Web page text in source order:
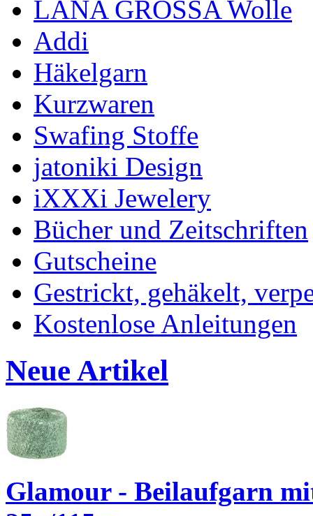
LANA GROSSA Wolle
Addi
Häkelgarn
Kurzwaren
Swafing Stoffe
jatoniki Design
iXXXi Jewelery
Bücher und Zeitschriften
Gutscheine
Gestrickt, gehäkelt,
Kostenlose Anleitungen
Neue Artikel
Glamour - Beilaufgarn